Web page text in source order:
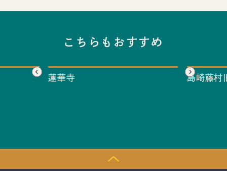
こちらもおすすめ
蓮華寺 島崎藤村